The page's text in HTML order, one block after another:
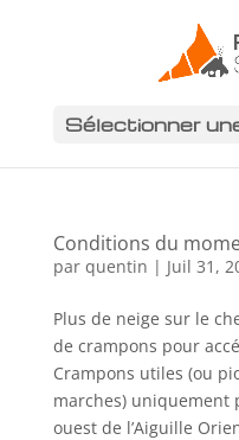
Sélectionner
Conditions du
par quentin | Juil 31,
Plus de neige sur le
de crampons pour
Crampons utiles (ou
marches) uniquement
ouest de l’Aiguille